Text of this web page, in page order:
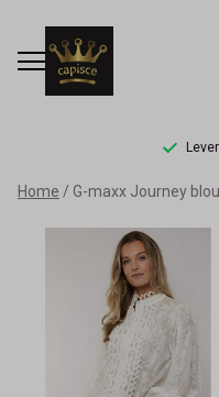
G-
maxx
Journey
blouse
Home G-maxx Journey